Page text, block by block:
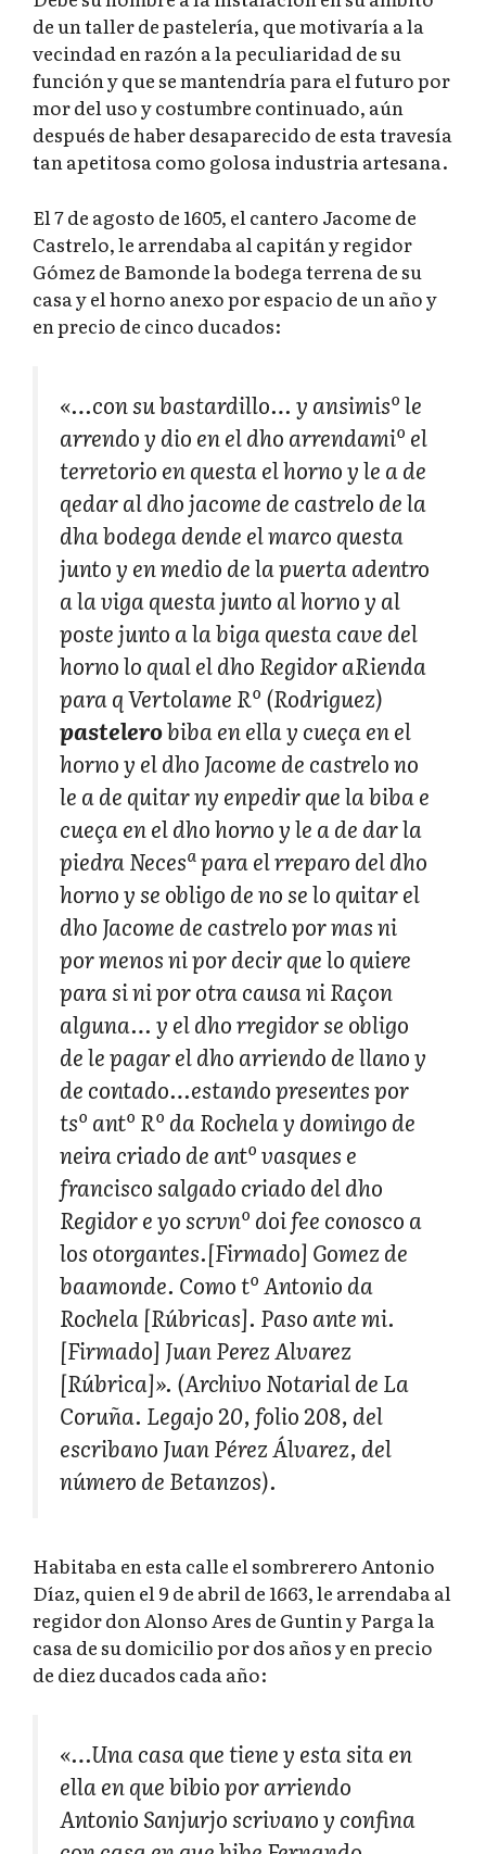
de un taller de pastelería, que motivaría a la
vecindad en razón a la peculiaridad de su
función y que se mantendría para el futuro por
mor del uso y costumbre continuado, aún
después de haber desaparecido de esta travesía
tan apetitosa como golosa industria artesana.
El 7 de agosto de 1605, el cantero Jacome de
Castrelo, le arrendaba al capitán y regidor
Gómez de Bamonde la bodega terrena de su
casa y el horno anexo por espacio de un año y
en precio de cinco ducados:
«…con su bastardillo… y ansimisº le
arrendo y dio en el dho arrendamiº el
terretorio en questa el horno y le a de
qedar al dho jacome de castrelo de la
dha bodega dende el marco questa
junto y en medio de la puerta adentro
a la viga questa junto al horno y al
poste junto a la biga questa cave del
horno lo qual el dho Regidor aRienda
para q Vertolame Rº (Rodriguez)
pastelerobiba en ella y cueça en el
horno y el dho Jacome de castrelo no
le a de quitar ny enpedir que la biba e
cueça en el dho horno y le a de dar la
piedra Necesª para el rreparo del dho
horno y se obligo de no se lo quitar el
dho Jacome de castrelo por mas ni
por menos ni por decir que lo quiere
para si ni por otra causa ni Raçon
alguna… y el dho rregidor se obligo
de le pagar el dho arriendo de llano y
de contado…estando presentes por
tsº antº Rº da Rochela y domingo de
neira criado de antº vasques e
francisco salgado criado del dho
Regidor e yo scrvnº doi fee conosco a
los otorgantes.[Firmado] Gomez de
baamonde. Como tº Antonio da
Rochela [Rúbricas]. Paso ante mi.
[Firmado] Juan Perez Alvarez
[Rúbrica]». (Archivo Notarial de La
Coruña. Legajo 20, folio 208, del
escribano Juan Pérez Álvarez, del
número de Betanzos).
Habitaba en esta calle el sombrerero Antonio
Díaz, quien el 9 de abril de 1663, le arrendaba al
regidor don Alonso Ares de Guntin y Parga la
casa de su domicilio por dos años y en precio
de diez ducados cada año:
«…Una casa que tiene y esta sita en
ella en que bibio por arriendo
Antonio Sanjurjo scrivano y confina